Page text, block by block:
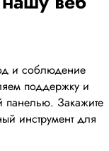
и соблюдение
поддержку и
панелью. Закажите
инструмент для